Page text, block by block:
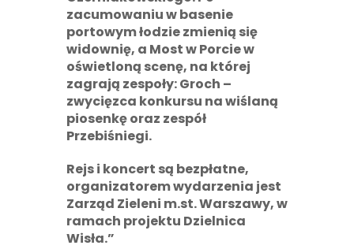
zacumowaniu w basenie
portowym łodzie zmienią się
widownię, a Most w Porcie w
oświetloną scenę, na której
zagrają zespoły: Groch –
zwycięzca konkursu na wiślaną
piosenkę oraz zespół
Przebiśniegi.
Rejs i koncert są bezpłatne,
organizatorem wydarzenia jest
Zarząd Zieleni m.st. Warszawy, w
ramach projektu Dzielnica
Wisła.”